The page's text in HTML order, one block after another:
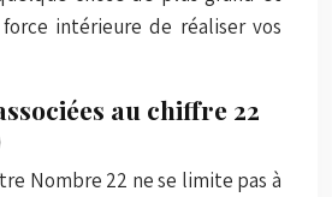
intérieure de réaliser vos
au chiffre 22
Nombre 22 ne se limite pas à